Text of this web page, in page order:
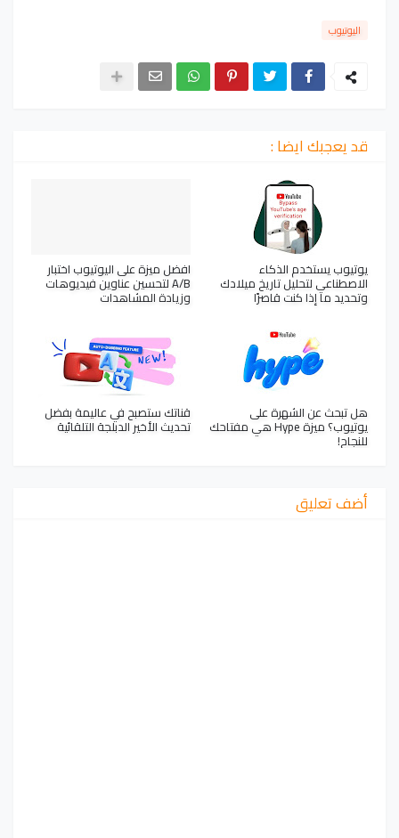
اليوتيوب
قد يعجبك ايضا :
يوتيوب يستخدم الذكاء
الاصطناعي لتحليل تاريخ ميلادك
وتحديد ما إذا كنت قاصرًا
افضل ميزة على اليوتيوب اختبار
A/B لتحسين عناوين فيديوهات
وزيادة المشاهدات
هل تبحث عن الشهرة على
يوتيوب؟ ميزة Hype هي مفتاحك
للنجاح!
قناتك ستصبح في عاليمة بفضل
تحديث الأخير الدبلجة التلقائية
أضف تعليق